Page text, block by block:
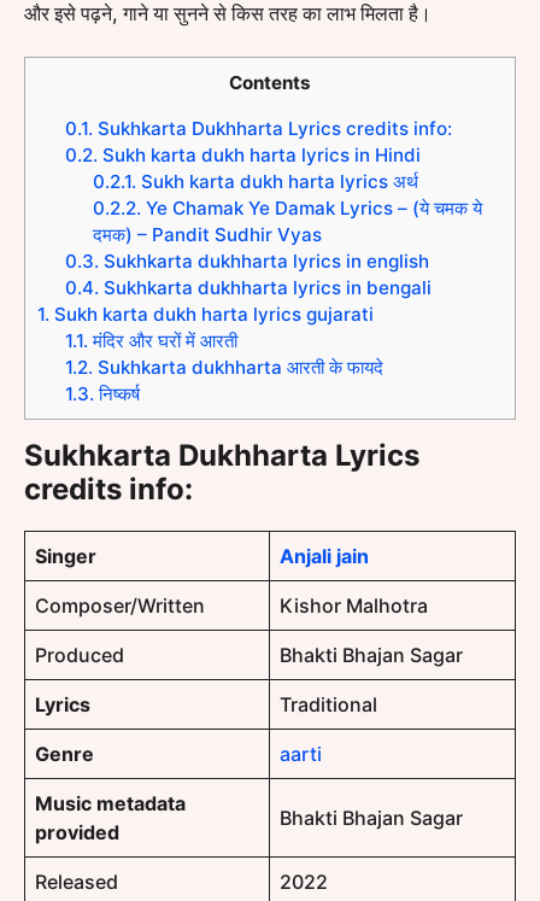
और इसे पढ़ने, गाने या सुनने से किस तरह का लाभ मिलता है।
Contents
0.1. Sukhkarta Dukhharta Lyrics credits info:
0.2. Sukh karta dukh harta lyrics in Hindi
0.2.1. Sukh karta dukh harta lyrics अर्थ
0.2.2. Ye Chamak Ye Damak Lyrics – (ये चमक ये
दमक) – Pandit Sudhir Vyas
0.3. Sukhkarta dukhharta lyrics in english
0.4. Sukhkarta dukhharta lyrics in bengali
1. Sukh karta dukh harta lyrics gujarati
1.1. मंदिर और घरों में आरती
1.2. Sukhkarta dukhharta आरती के फायदे
1.3. निष्कर्ष
Sukhkarta Dukhharta Lyrics
credits info:
Singer Anjali jain
Composer/Written Kishor Malhotra
Produced Bhakti Bhajan Sagar
Lyrics Traditional
Genre aarti
Music metadata
provided
Bhakti Bhajan Sagar
Released 2022